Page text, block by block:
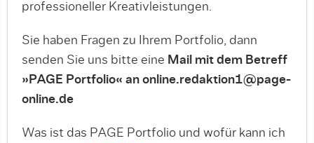
professioneller Kreativleistungen.
Sie haben Fragen zu Ihrem Portfolio, dann
senden Sie uns bitte eine Mail mit dem Betreff
»PAGE Portfolio« an online.redaktion1@page-
online.de
Was ist das PAGE Portfolio und wofür kann ich